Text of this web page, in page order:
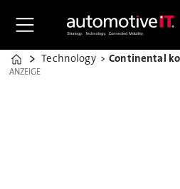
Home
Technology
ANZEIGE
ANZEIGE